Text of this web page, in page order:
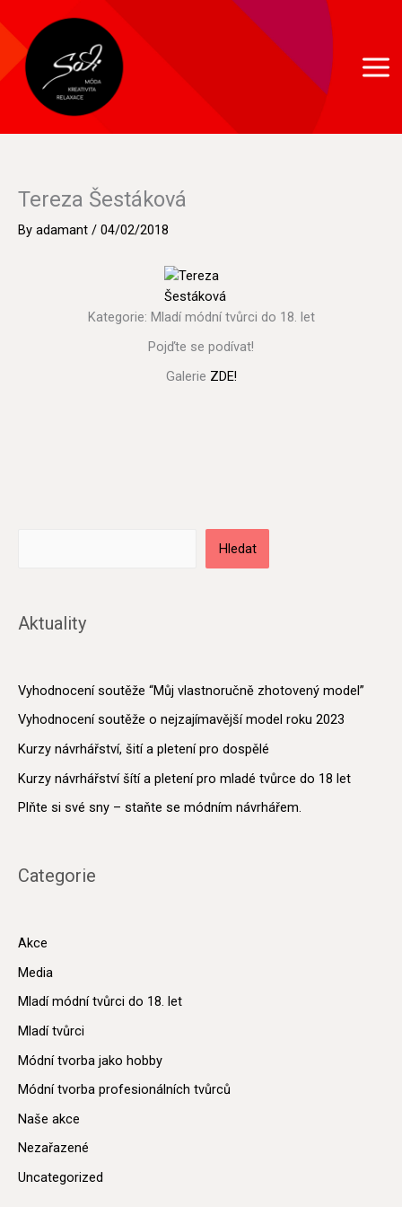
to
content
Tereza Šestáková
By adamant / 04/02/2018
Kategorie: Mladí módní tvůrci do 18. let
Pojďte se podívat!
Galerie ZDE!
Hledat
Aktuality
Vyhodnocení soutěže “Můj vlastnoručně zhotovený model”
Vyhodnocení soutěže o nejzajímavější model roku 2023
Kurzy návrhářství, šití a pletení pro dospělé
Kurzy návrhářství šítí a pletení pro mladé tvůrce do 18 let
Plňte si své sny – staňte se módním návrhářem.
Categorie
Akce
Media
Mladí módní tvůrci do 18. let
Mladí tvůrci
Módní tvorba jako hobby
Módní tvorba profesionálních tvůrců
Naše akce
Nezařazené
Uncategorized